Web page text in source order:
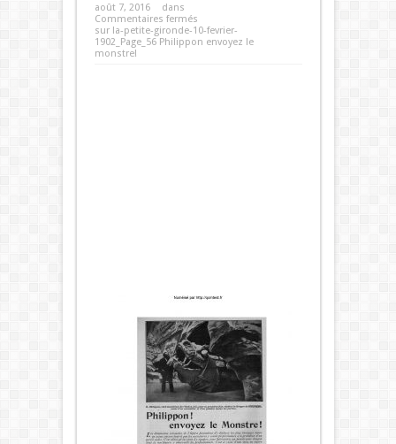
août 7, 2016
dans
Commentaires fermés
sur la-petite-gironde-10-fevrier-
1902_Page_56 Philippon envoyez le
monstre!